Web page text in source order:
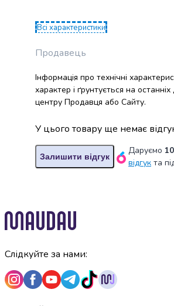
Пряники
Жувальна
Драже
та
льодяники
цукерки
Зефір
та
маршмелоу
та
панетоне
Шоколадні
та
яйця
Всі характеристики
Продавець
Інформація про технічні
характер і ґрунтується на
центру Продавця або Сайту.
У цього товару ще немає
Залишити відгук
Даруємо
відгук та
Слідкуйте за нами: